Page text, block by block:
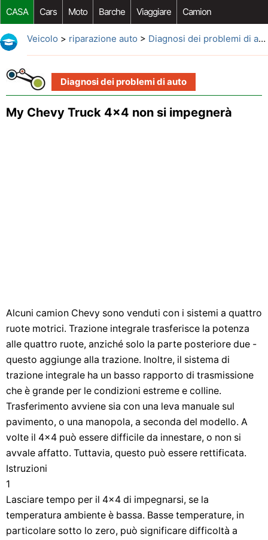
CASA Cars Moto Barche Viaggiare Camion
Riparazione Auto Acquisto Auto Car Opzioni Aftermarket
Veicolo > riparazione auto > Diagnosi dei problemi di auto
Diagnosi dei problemi di auto
My Chevy Truck 4x4 non si impegnerà
Alcuni camion Chevy sono venduti con i sistemi a quattro
ruote motrici. Trazione integrale trasferisce la potenza
alle quattro ruote, anziché solo la parte posteriore due -
questo aggiunge alla trazione. Inoltre, il sistema di
trazione integrale ha un basso rapporto di trasmissione
che è grande per le condizioni estreme e colline.
Trasferimento avviene sia con una leva manuale sul
pavimento, o una manopola, a seconda del modello. A
volte il 4x4 può essere difficile da innestare, o non si
avvale affatto. Tuttavia, questo può essere rettificata.
Istruzioni
1
Lasciare tempo per il 4x4 di impegnarsi, se la
temperatura ambiente è bassa. Basse temperature, in
particolare sotto lo zero, può significare difficoltà a